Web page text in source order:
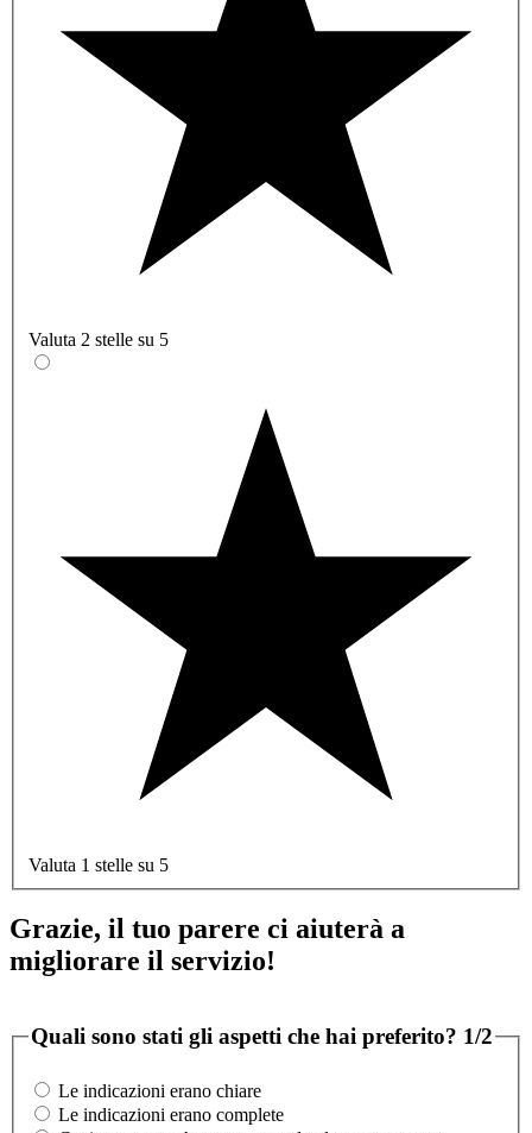
Valuta 2 stelle su 5
Valuta 1 stelle su 5
Grazie, il tuo parere ci aiuterà a
migliorare il servizio!
Quali sono stati gli aspetti che hai preferito? 1/2
Le indicazioni erano chiare
Le indicazioni erano complete